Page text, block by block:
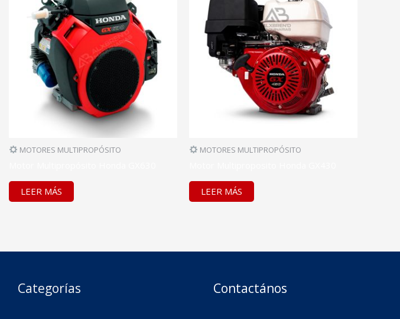
MOTORES MULTIPROPÓSITO
LEER MÁS
MOTORES MULTIPROPÓSITO
LEER MÁS
Categorías Contactános